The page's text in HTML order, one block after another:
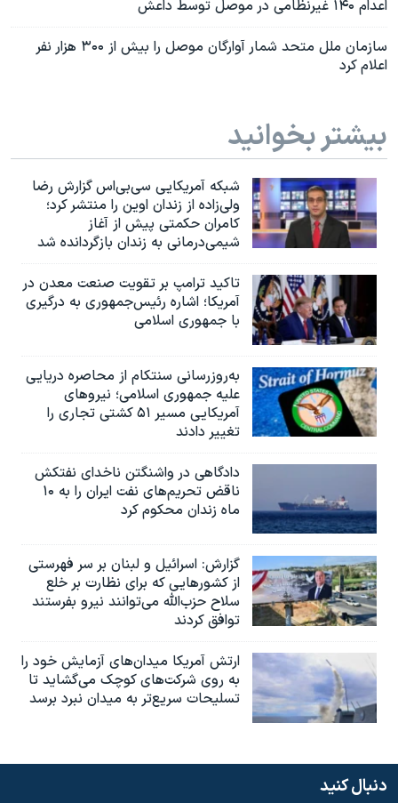
اعدام ۱۴۰ غیرنظامی در موصل توسط داعش
سازمان ملل متحد شمار آوارگان موصل را بیش از ۳۰۰ هزار نفر
اعلام کرد
بیشتر بخوانید
شبکه آمریکایی سی‌بی‌‌اس گزارش رضا
ولی‌زاده از زندان اوین را منتشر کرد؛
کامران حکمتی پیش از آغاز
شیمی‌درمانی به زندان بازگردانده شد
تاکید ترامپ بر تقویت صنعت معدن در
آمریکا؛ اشاره رئیس‌جمهوری به درگیری
با جمهوری اسلامی
به‌روزرسانی سنتکام از محاصره دریایی
علیه جمهوری اسلامی؛ نیروهای
آمریکایی مسیر ۵۱ کشتی تجاری را
تغییر دادند
دادگاهی در واشنگتن ناخدای نفتکش
ناقض تحریم‌های نفت ایران را به ۱۰
ماه زندان محکوم کرد
گزارش‌: اسرائيل و لبنان بر سر فهرستی
از کشورهایی که برای نظارت بر خلع
سلاح حزب‌الله می‌توانند نیرو بفرستند
توافق کردند
ارتش آمریکا میدان‌های آزمایش خود را
به روی شرکت‌های کوچک می‌گشاید تا
تسلیحات سریع‌تر به میدان نبرد برسد
دنبال کنید